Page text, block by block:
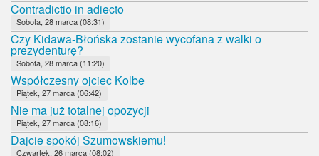
Contradictio in adiecto
Sobota, 28 marca (08:31)
Czy Kidawa-Błońska zostanie wycofana z walki o
prezydenturę?
Sobota, 28 marca (11:20)
Współczesny ojciec Kolbe
Piątek, 27 marca (06:42)
Nie ma już totalnej opozycji
Piątek, 27 marca (08:16)
Dajcie spokój Szumowskiemu!
Czwartek, 26 marca (08:02)